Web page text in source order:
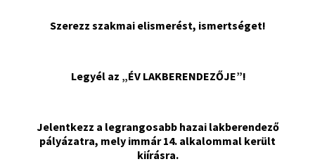
Szerezz szakmai elismerést, ismertséget!
Legyél az „ÉV LAKBERENDEZŐJE”!
Jelentkezz a legrangosabb hazai lakberendező
pályázatra, mely immár 14. alkalommal került
kiírásra.